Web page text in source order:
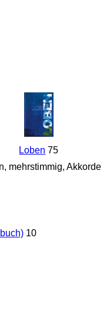
Loben 75
mehrstimmig, Akkorde
10